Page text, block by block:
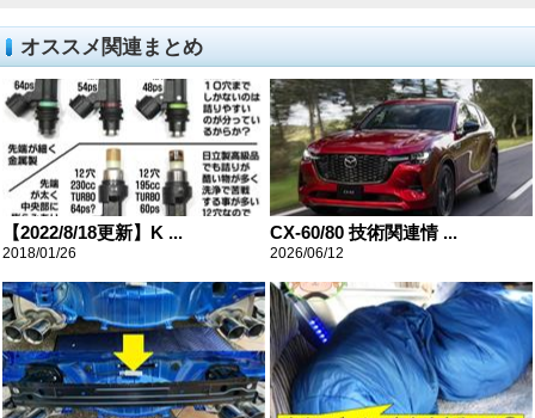
オススメ関連まとめ
【2022/8/18更新】K ...
2018/01/26
CX-60/80 技術関連情 ...
2026/06/12